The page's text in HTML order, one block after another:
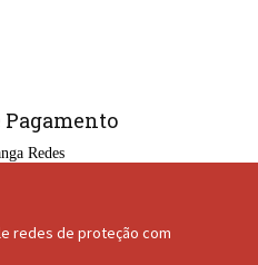
Pagamento
redes de proteção com